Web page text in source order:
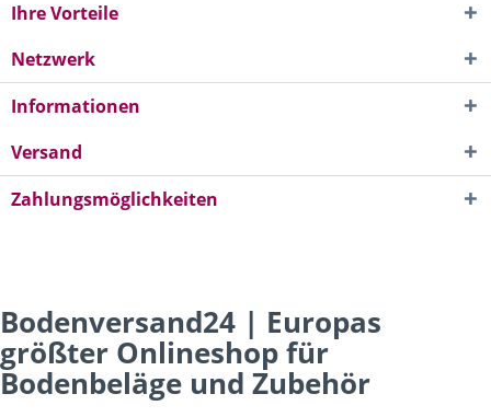
Ihre Vorteile
Netzwerk
Informationen
Versand
Zahlungsmöglichkeiten
Bodenversand24 | Europas
größter Onlineshop für
Bodenbeläge und Zubehör